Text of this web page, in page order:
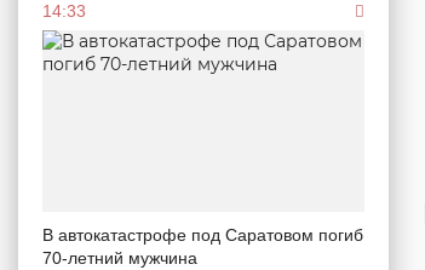
14:33
В автокатастрофе под Саратовом погиб
70-летний мужчина